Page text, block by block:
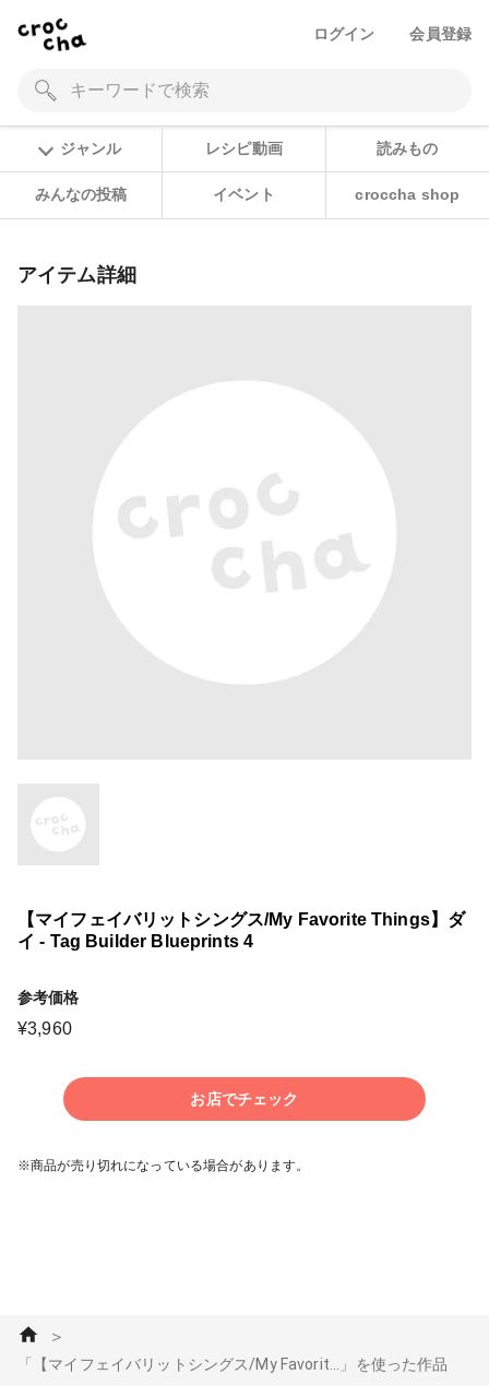
ログイン 会員登録
ジャンル レシピ動画 読みもの
みんなの投稿 イベント croccha shop
アイテム詳細
【マイフェイバリットシングス/My Favorite Things】ダ
イ - Tag Builder Blueprints 4
参考価格
¥3,960
お店でチェック
※商品が売り切れになっている場合があります。
＞
「【マイフェイバリットシングス/My Favorit...」を使った作品